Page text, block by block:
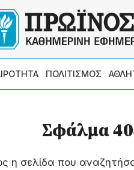
ΠΟΛΙΤΙΣΜΟΣ
Σφάλμα
η σελίδα που